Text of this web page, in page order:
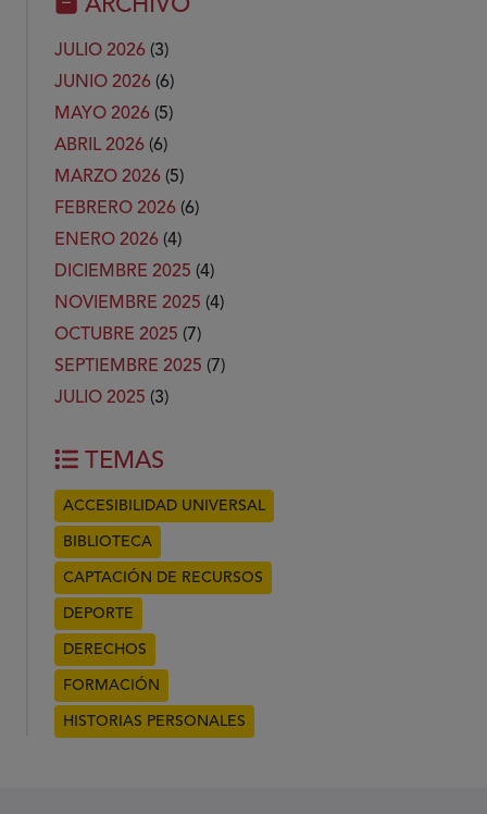
ARCHIVO
JULIO 2026 (3)
JUNIO 2026 (6)
MAYO 2026 (5)
ABRIL 2026 (6)
MARZO 2026 (5)
FEBRERO 2026 (6)
ENERO 2026 (4)
DICIEMBRE 2025 (4)
NOVIEMBRE 2025 (4)
OCTUBRE 2025 (7)
SEPTIEMBRE 2025 (7)
JULIO 2025 (3)
TEMAS
ACCESIBILIDAD UNIVERSAL
BIBLIOTECA
CAPTACIÓN DE RECURSOS
DEPORTE
DERECHOS
FORMACIÓN
HISTORIAS PERSONALES